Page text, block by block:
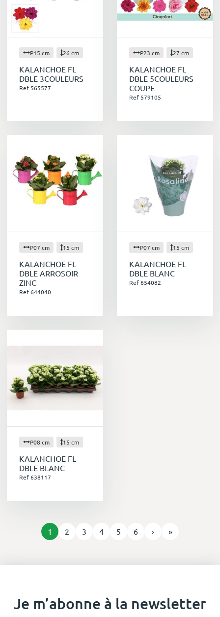
P15 cm 26 cm
KALANCHOE FL
DBLE 3COULEURS
Ref 565577
P23 cm 27 cm
KALANCHOE FL
DBLE 5COULEURS
COUPE
Ref 579105
P07 cm 15 cm
KALANCHOE FL
DBLE ARROSOIR
ZINC
Ref 644040
P07 cm 15 cm
KALANCHOE FL
DBLE BLANC
Ref 654082
P08 cm 15 cm
KALANCHOE FL
DBLE BLANC
Ref 638117
1 2 3 4 5 6 › »
Je m’abonne à la newsletter